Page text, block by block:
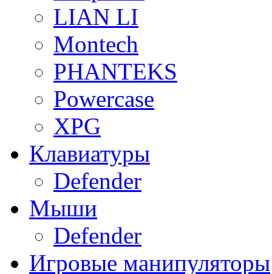
LIAN LI
Montech
PHANTEKS
Powercase
XPG
Клавиатуры
Defender
Мыши
Defender
Игровые манипуляторы